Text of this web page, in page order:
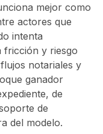
mejor como
actores que
intenta
fricción y riesgo
notariales y
ganador
de
de
del modelo.